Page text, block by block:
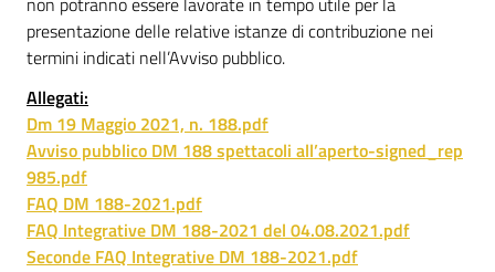
presentazione delle relative istanze di contribuzione nei
termini indicati nell’Avviso pubblico.
Allegati:
Dm 19 Maggio 2021, n. 188.pdf
Avviso pubblico DM 188 spettacoli all’aperto-signed_rep
985.pdf
FAQ DM 188-2021.pdf
FAQ Integrative DM 188-2021 del 04.08.2021.pdf
Seconde FAQ Integrative DM 188-2021.pdf